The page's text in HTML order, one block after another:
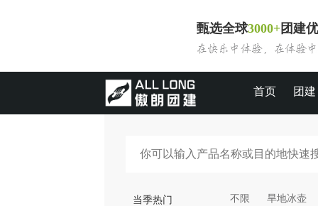
甄选全球3000+团建
首页 团建
当季热门 不限 旱地冰壶